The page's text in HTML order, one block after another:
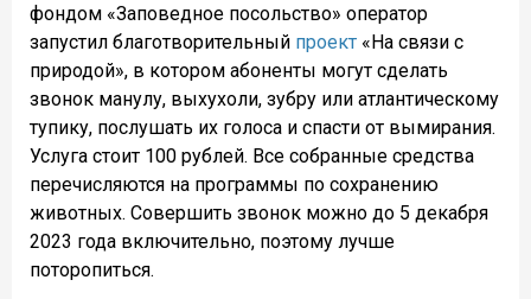
фондом «Заповедное посольство» оператор
запустил благотворительный проект «На связи с
природой», в котором абоненты могут сделать
звонок манулу, выхухоли, зубру или атлантическому
тупику, послушать их голоса и спасти от вымирания.
Услуга стоит 100 рублей. Все собранные средства
перечисляются на программы по сохранению
животных. Совершить звонок можно до 5 декабря
2023 года включительно, поэтому лучше
поторопиться.